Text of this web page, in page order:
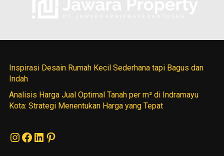
Inspirasi Desain Rumah Kecil Sederhana tapi Bagus dan
Indah
Analisis Harga Jual Optimal Tanah per m² di Indramayu
Kota: Strategi Menentukan Harga yang Tepat
Instagram
Facebook
LinkedIn
Pinterest